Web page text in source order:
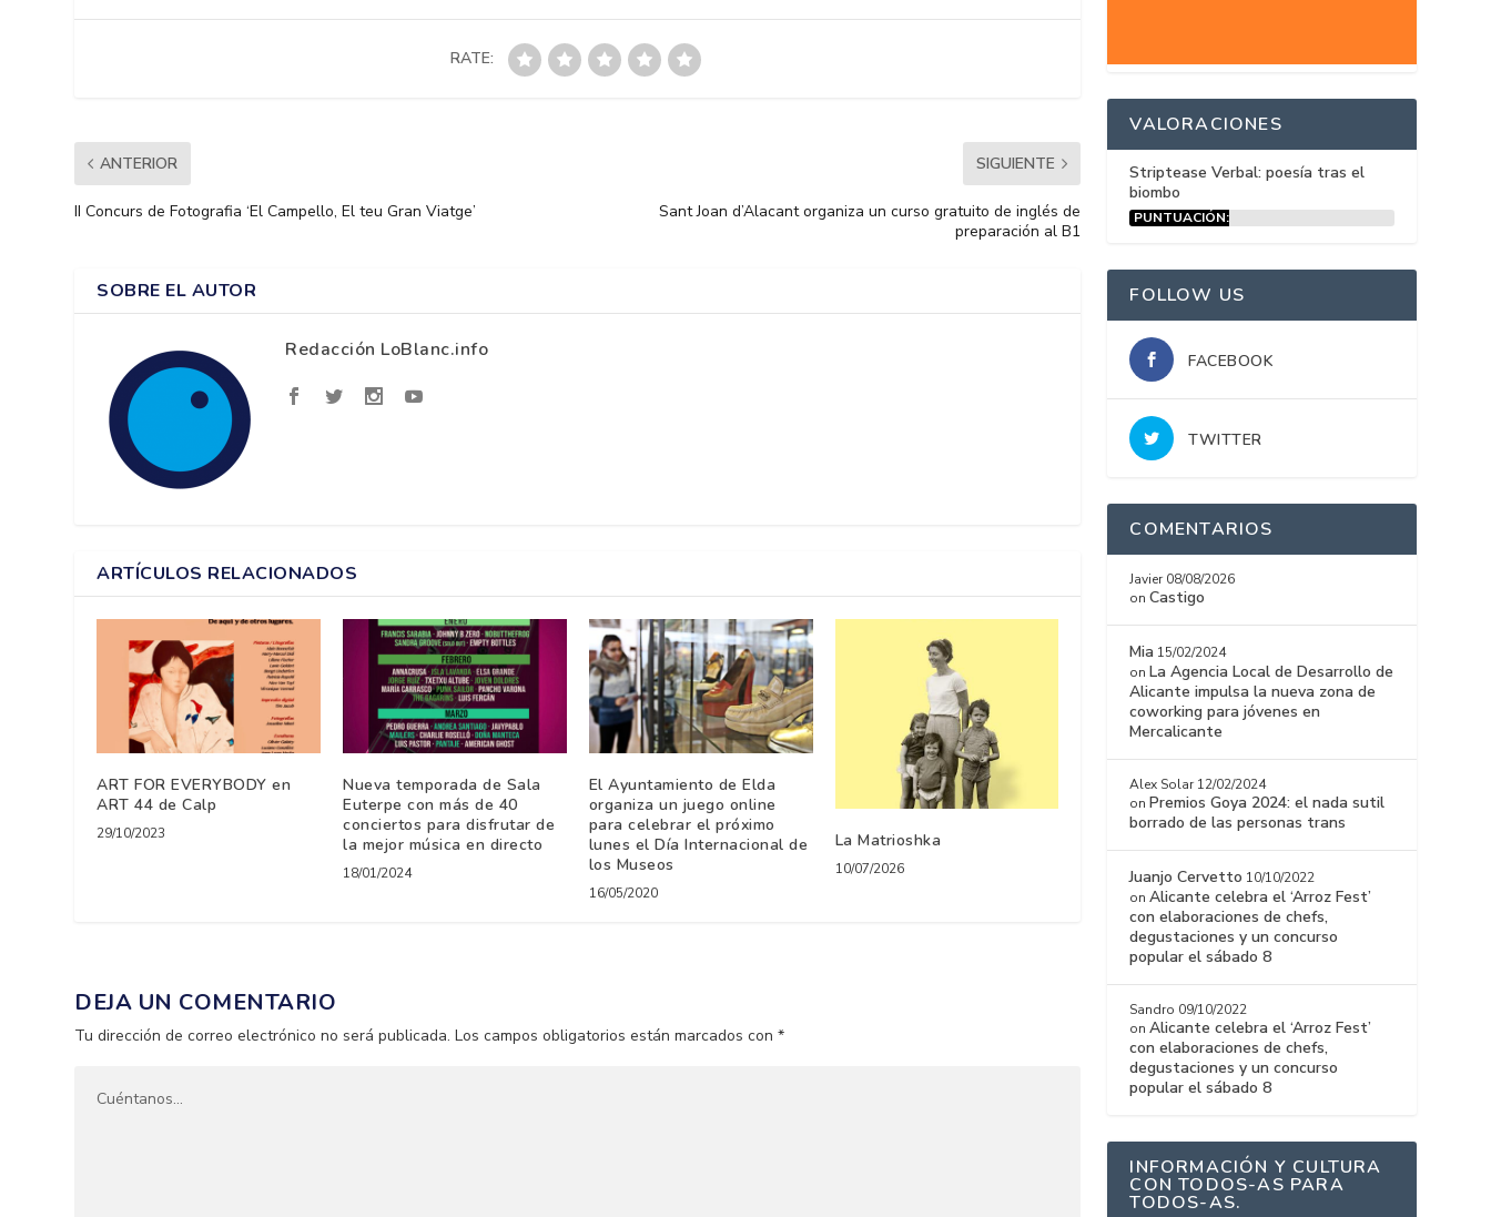
RATE:
ANTERIOR
II Concurs de Fotografia ‘El Campello, El teu Gran Viatge’
SIGUIENTE
Sant Joan d’Alacant organiza un curso gratuito de inglés de
preparación al B1
SOBRE EL AUTOR
Redacción LoBlanc.info
ARTÍCULOS RELACIONADOS
ART FOR EVERYBODY en
ART 44 de Calp
29/10/2023
Nueva temporada de Sala
Euterpe con más de 40
conciertos para disfrutar de
la mejor música en directo
18/01/2024
El Ayuntamiento de Elda
organiza un juego online
para celebrar el próximo
lunes el Día Internacional de
los Museos
16/05/2020
La Matrioshka
10/07/2026
DEJA UN COMENTARIO
Tu dirección de correo electrónico no será publicada. Los campos obligatorios están marcados con*
VALORACIONES
Striptease Verbal: poesía tras el
biombo
PUNTUACIÓN:
FOLLOW US
FACEBOOK
TWITTER
COMENTARIOS
Javier 08/08/2026
onCastigo
Mia 15/02/2024
on La Agencia Local de Desarrollo de
Alicante impulsa la nueva zona de
coworking para jóvenes en
Mercalicante
Alex Solar 12/02/2024
on Premios Goya 2024: el nada sutil
borrado de las personas trans
Juanjo Cervetto 10/10/2022
onAlicante celebra el ‘Arroz Fest’
con elaboraciones de chefs,
degustaciones y un concurso
popular el sábado 8
Sandro 09/10/2022
onAlicante celebra el ‘Arroz Fest’
con elaboraciones de chefs,
degustaciones y un concurso
popular el sábado 8
INFORMACIÓN Y CULTURA
CON TODOS-AS PARA
TODOS-AS.